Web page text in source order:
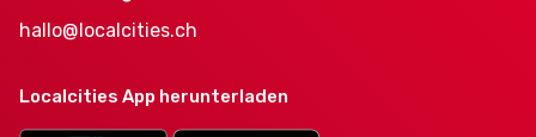
hallo@localcities.ch
Localcities App herunterladen